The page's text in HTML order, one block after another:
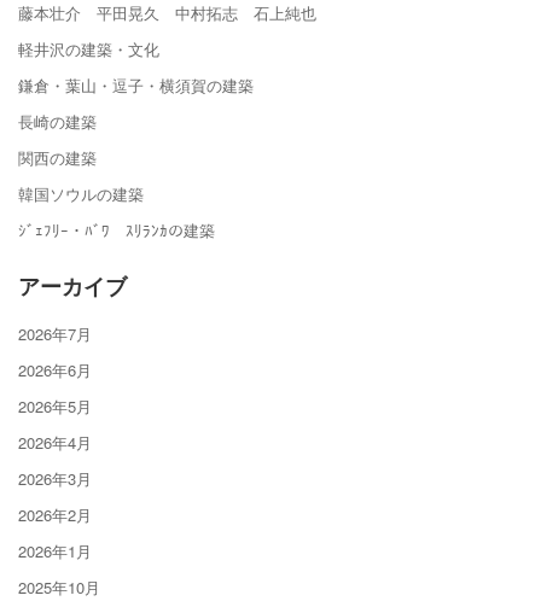
藤本壮介 平田晃久 中村拓志 石上純也
軽井沢の建築・文化
鎌倉・葉山・逗子・横須賀の建築
長崎の建築
関西の建築
韓国ソウルの建築
ｼﾞｪﾌﾘｰ・ﾊﾞﾜ ｽﾘﾗﾝｶの建築
アーカイブ
2026年7月
2026年6月
2026年5月
2026年4月
2026年3月
2026年2月
2026年1月
2025年10月